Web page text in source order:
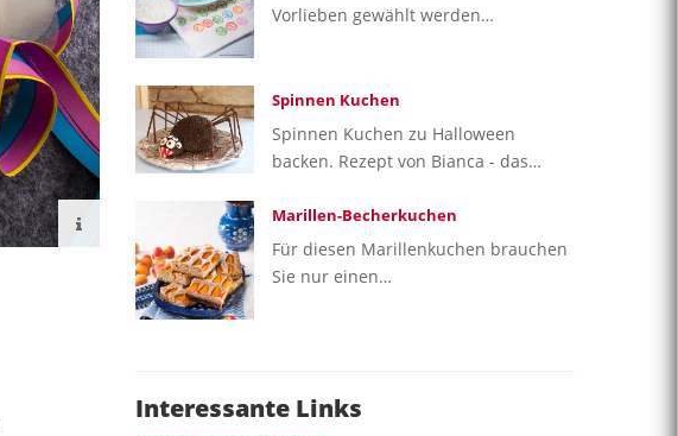
Vorlieben gewählt werden…
Spinnen Kuchen
Spinnen Kuchen zu Halloween
backen. Rezept von Bianca - das…
Marillen-Becherkuchen
Für diesen Marillenkuchen brauchen
Sie nur einen…
Interessante Links